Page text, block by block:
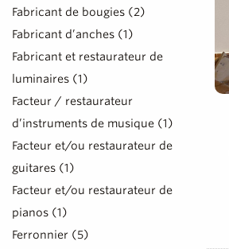
Fabricant de bougies (2)
Fabricant d’anches (1)
Fabricant et restaurateur de
luminaires (1)
Facteur / restaurateur
d’instruments de musique (1)
Facteur et/ou restaurateur de
guitares (1)
Facteur et/ou restaurateur de
pianos (1)
Ferronnier (5)